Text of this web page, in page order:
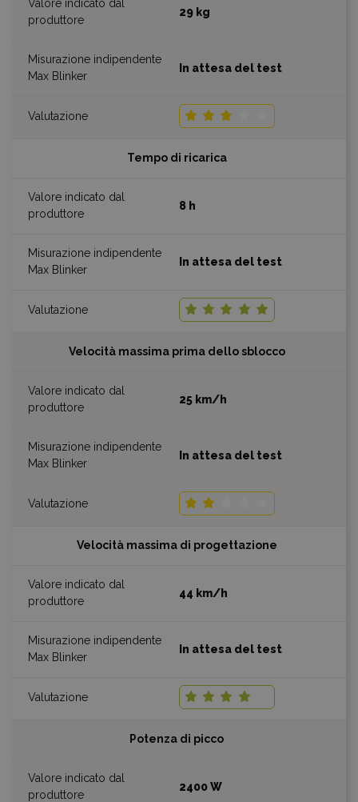
29 kg
In attesa del test
Tempo di ricarica
8 h
In attesa del test
Velocità massima prima dello sblocco
25 km/h
In attesa del test
Velocità massima di progettazione
44 km/h
In attesa del test
Potenza di picco
2400 W